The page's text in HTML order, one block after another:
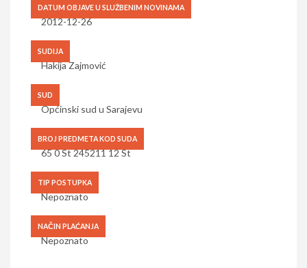
DATUM OBJAVE U SLUŽBENIM NOVINAMA
2012-12-26
SUDIJA
Hakija Zajmović
SUD
Općinski sud u Sarajevu
BROJ PREDMETA KOD SUDA
65 0 St 245211 12 St
TIP POSTUPKA
Nepoznato
NAČIN PLAĆANJA
Nepoznato